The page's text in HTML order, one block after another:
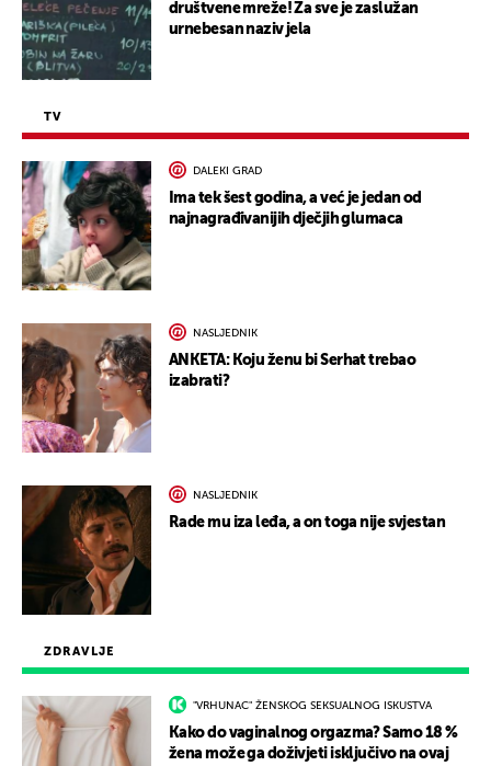
ZDRAVLJE
"VRHUNAC" ŽENSKOG SEKSUALNOG ISKUSTVA
Kako do vaginalnog orgazma? Samo 18 %
žena može ga doživjeti isključivo na ovaj
društvene mreže! Za sve je zaslužan
urnebesan naziv jela
TV
DALEKI GRAD
Ima tek šest godina, a već je jedan od
najnagrađivanijih dječjih glumaca
NASLJEDNIK
ANKETA: Koju ženu bi Serhat trebao
izabrati?
NASLJEDNIK
Rade mu iza leđa, a on toga nije svjestan